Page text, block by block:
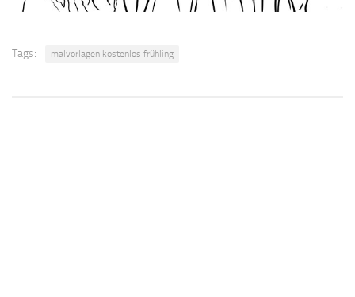
Tags: malvorlagen kostenlos frühling